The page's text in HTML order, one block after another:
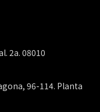
2a. 08010
96-114. Planta